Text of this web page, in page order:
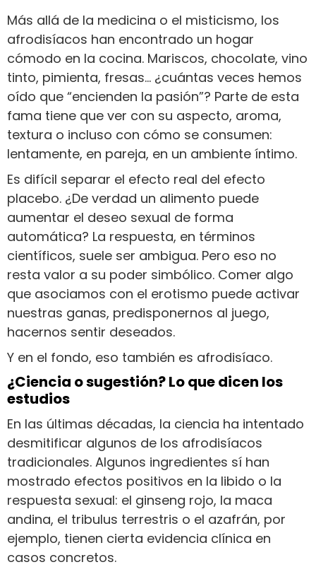
Más allá de la medicina o el misticismo, los
afrodisíacos han encontrado un hogar
cómodo en la cocina. Mariscos, chocolate, vino
tinto, pimienta, fresas… ¿cuántas veces hemos
oído que “encienden la pasión”? Parte de esta
fama tiene que ver con su aspecto, aroma,
textura o incluso con cómo se consumen:
lentamente, en pareja, en un ambiente íntimo.
Es difícil separar el efecto real del efecto
placebo. ¿De verdad un alimento puede
aumentar el deseo sexual de forma
automática? La respuesta, en términos
científicos, suele ser ambigua. Pero eso no
resta valor a su poder simbólico. Comer algo
que asociamos con el erotismo puede activar
nuestras ganas, predisponernos al juego,
hacernos sentir deseados.
Y en el fondo, eso también es afrodisíaco.
¿Ciencia o sugestión? Lo que dicen los
estudios
En las últimas décadas, la ciencia ha intentado
desmitificar algunos de los afrodisíacos
tradicionales. Algunos ingredientes sí han
mostrado efectos positivos en la libido o la
respuesta sexual: el ginseng rojo, la maca
andina, el tribulus terrestris o el azafrán, por
ejemplo, tienen cierta evidencia clínica en
casos concretos.